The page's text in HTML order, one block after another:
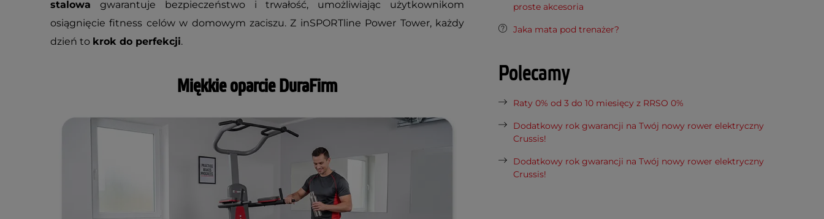
stalowa gwarantuje bezpieczeństwo i trwałość, umożliwiając użytkownikom
osiągnięcie fitness celów w domowym zaciszu. Z inSPORTline Power Tower, każdy
dzień to krok do perfekcji.
Miękkie oparcie DuraFirm
proste akcesoria
Jaka mata pod trenażer?
Polecamy
Raty 0% od 3 do 10 miesięcy z RRSO 0%
Dodatkowy rok gwarancji na Twój nowy rower elektryczny
Crussis!
Dodatkowy rok gwarancji na Twój nowy rower elektryczny
Crussis!